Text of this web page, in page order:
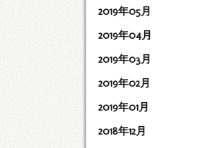
2019年05月
2019年04月
2019年03月
2019年02月
2019年01月
2018年12月